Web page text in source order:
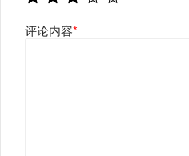
评论内容*